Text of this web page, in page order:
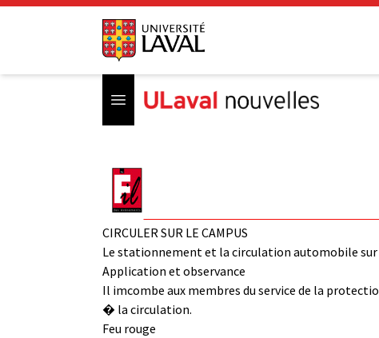
Open menu
CIRCULER SUR LE CAMPUS
Le stationnement et la circulation automobile
Application et observance
Il imcombe aux membres du service de la
� la circulation.
Feu rouge